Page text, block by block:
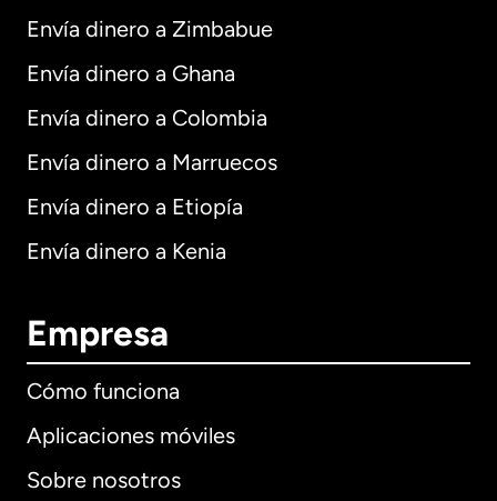
Envía dinero a Zimbabue
Envía dinero a Ghana
Envía dinero a Colombia
Envía dinero a Marruecos
Envía dinero a Etiopía
Envía dinero a Kenia
Empresa
Cómo funciona
Aplicaciones móviles
Sobre nosotros